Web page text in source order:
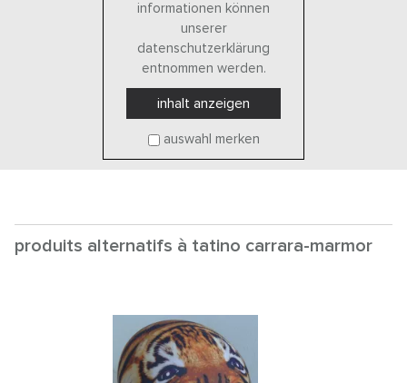
informationen können
unserer
datenschutzerklärung
entnommen werden.
inhalt anzeigen
auswahl merken
produits alternatifs à tatino carrara-marmor